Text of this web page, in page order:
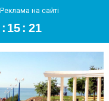
Реклама на сайті
: 15 : 22
Южный